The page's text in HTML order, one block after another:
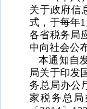
关于政府信
式，于每年1
各省税务局
中向社会公
本通知自
局关于印发
务总局办公
家税务总